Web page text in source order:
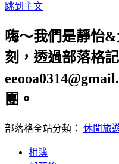
跳到主文
嗨～我們是靜怡
刻，透過部落格
團。
部落格全站分類： 休閒旅
相簿